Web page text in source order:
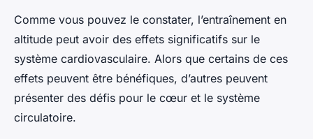
Comme vous pouvez le constater, l’entraînement en
altitude peut avoir des effets significatifs sur le
système cardiovasculaire. Alors que certains de ces
effets peuvent être bénéfiques, d’autres peuvent
présenter des défis pour le cœur et le système
circulatoire.